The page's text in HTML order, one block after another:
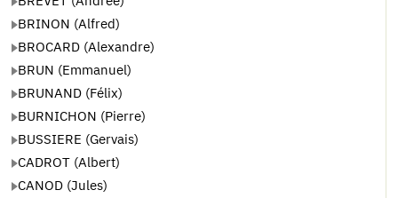
BRINON (Alfred)
BROCARD (Alexandre)
BRUN (Emmanuel)
BRUNAND (Félix)
BURNICHON (Pierre)
BUSSIERE (Gervais)
CADROT (Albert)
CANOD (Jules)